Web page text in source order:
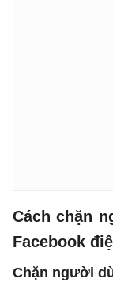
Cách chặn
Facebook
Chặn người